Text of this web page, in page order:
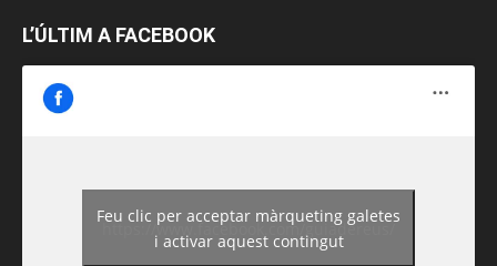
L’ÚLTIM A FACEBOOK
https://www.facebook.com/guiadereus/
Feu clic per acceptar màrqueting galetes
i activar aquest contingut